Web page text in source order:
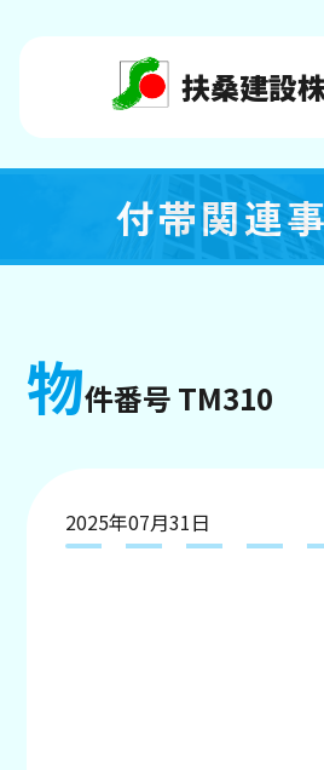
扶桑建設
付帯関連
物件番号 TM310
2025年07月31日